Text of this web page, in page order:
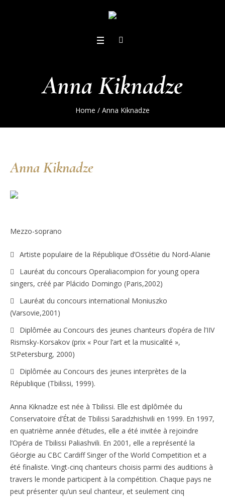
Anna Kiknadze
Home / Anna Kiknadze
Anna Kiknadze
Mezzo-soprano
Artiste populaire de la République d’Ossétie du Nord-Alanie
Lauréat du concours Operaliacompion for young opera
singers, créé par Plácido Domingo (Paris,2002)
Lauréat du concours international Moniuszko
(Varsovie,2001)
Diplômée au Concours des jeunes chanteurs d’opéra de l’IIV
Rismsky-Korsakov (prix « Pour l’art et la musicalité »,
StPetersburg, 2000)
Diplômée au Concours des jeunes interprètes de la
République (Tbilissi, 1999).
Anna Kiknadze est née à Tbilissi. Elle est diplômée du
Conservatoire d’État de Tbilissi Saradzhishvili en 1999. En 1997,
en quatrième année d’études, elle a été invitée à rejoindre
l’Opéra de Tbilissi Paliashvili. En 2001, elle a représenté la
Géorgie au CBC Cardiff Singer of the World Competition et a
été finaliste. Vingt-cinq chanteurs choisis parmi des auditions à
travers le monde participent à la compétition. Chaque pays ne
peut présenter qu’un seul chanteur, et seulement cinq